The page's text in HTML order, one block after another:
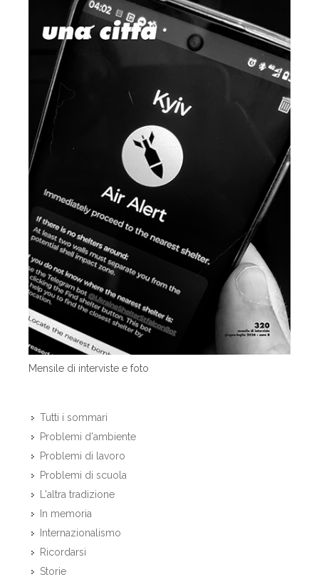
Mensile di interviste e foto
Tutti i sommari
Problemi d'ambiente
Problemi di lavoro
Problemi di scuola
L'altra tradizione
In memoria
Internazionalismo
Ricordarsi
Storie